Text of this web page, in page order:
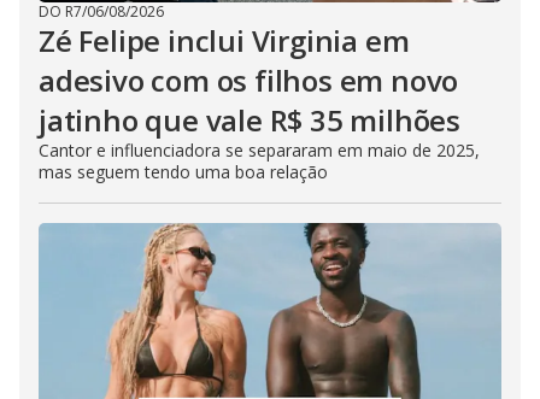
DO R7/06/08/2026
Zé Felipe inclui Virginia em
adesivo com os filhos em novo
jatinho que vale R$ 35 milhões
Cantor e influenciadora se separaram em maio de 2025,
mas seguem tendo uma boa relação